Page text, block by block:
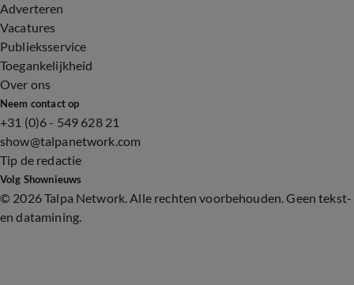
Adverteren
Vacatures
Publieksservice
Toegankelijkheid
Over ons
Neem contact op
+31 (0)6 - 549 628 21
show@talpanetwork.com
Tip de redactie
Volg Shownieuws
© 2026 Talpa Network. Alle rechten voorbehouden. Geen tekst-
en datamining.